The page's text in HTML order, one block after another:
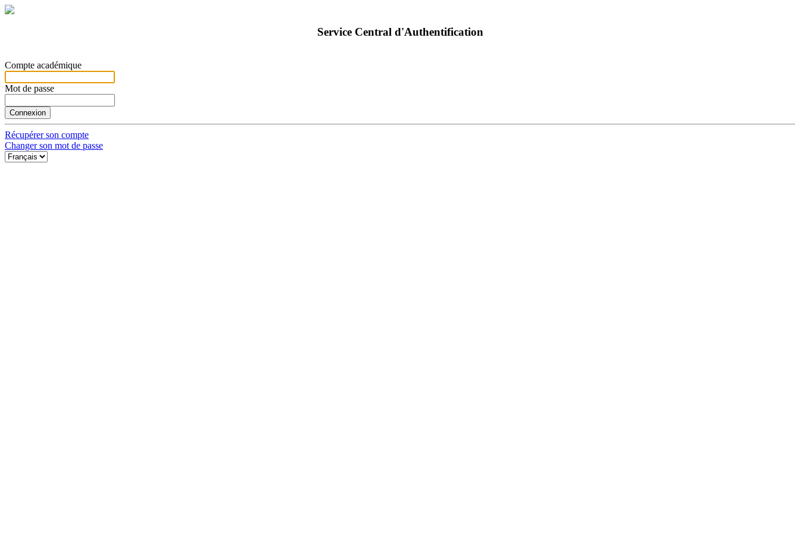
Service Central d'Authentification
Compte académique
Mot de passe
Récupérer son compte
Changer son mot de passe